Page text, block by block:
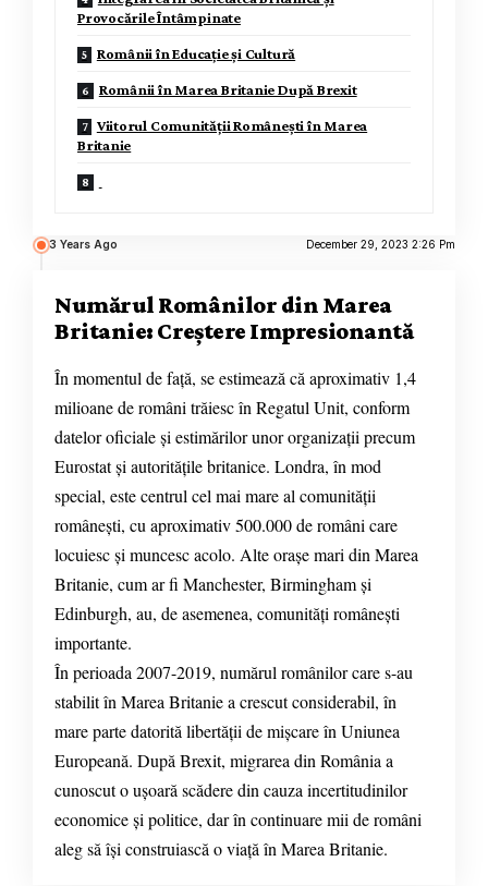
Provocările Întâmpinate
Românii în Educație și Cultură
Românii în Marea Britanie După Brexit
Viitorul Comunității Românești în Marea
Britanie
3 Years Ago December 29, 2023 2:26 Pm
Numărul Românilor din Marea
Britanie: Creștere Impresionantă
În momentul de față, se estimează că aproximativ 1,4
milioane de români trăiesc în Regatul Unit, conform
datelor oficiale și estimărilor unor organizații precum
Eurostat și autoritățile britanice. Londra, în mod
special, este centrul cel mai mare al comunității
românești, cu aproximativ 500.000 de români care
locuiesc și muncesc acolo. Alte orașe mari din Marea
Britanie, cum ar fi Manchester, Birmingham și
Edinburgh, au, de asemenea, comunități românești
importante.
În perioada 2007-2019, numărul românilor care s-au
stabilit în Marea Britanie a crescut considerabil, în
mare parte datorită libertății de mișcare în Uniunea
Europeană. După Brexit, migrarea din România a
cunoscut o ușoară scădere din cauza incertitudinilor
economice și politice, dar în continuare mii de români
aleg să își construiască o viață în Marea Britanie.